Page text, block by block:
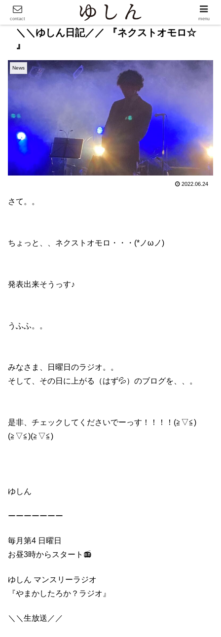
＼＼ゆしん日記／／ 『ネクストオモロ☆
』
News
2022.06.24
さて。。
ちょっと、、ネクストオモロ・・・(*ノωノ)
発表出来そうっす♪
うふふ。。
みなさま、日曜日のラジオ。。
そして、その日に上がる（はず💦）のブログを、、。
是非、チェックしてくださいでーっす！！！！(≧▽≦)
(≧▽≦)(≧▽≦)
ゆしん
ーーーーーーー
毎月第4 日曜日
お昼3時からスタート📻
ゆしん マンスリーラジオ
『やまかしたろか？ラジオ』
＼＼生放送／／
contact menu